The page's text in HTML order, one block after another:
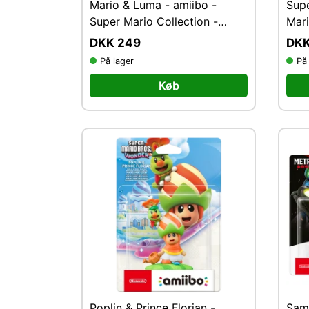
Mario & Luma - amiibo -
Super Mario Collection -
Nintendo
DKK 249
På lager
Køb